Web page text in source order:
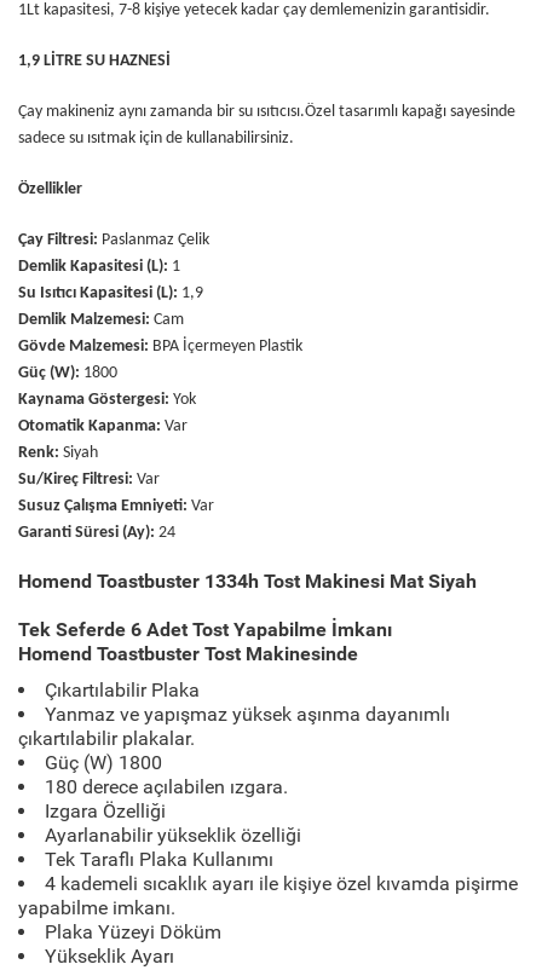
1Lt kapasitesi, 7-8 kişiye yetecek kadar çay demlemenizin garantisidir.
1,9 LİTRE SU HAZNESİ
Çay makineniz aynı zamanda bir su ısıtıcısı.Özel tasarımlı kapağı sayesinde
sadece su ısıtmak için de kullanabilirsiniz.
Özellikler
Çay Filtresi: Paslanmaz Çelik
Demlik Kapasitesi (L): 1
Su Isıtıcı Kapasitesi (L): 1,9
Demlik Malzemesi: Cam
Gövde Malzemesi: BPA İçermeyen Plastik
Güç (W): 1800
Kaynama Göstergesi: Yok
Otomatik Kapanma: Var
Renk: Siyah
Su/Kireç Filtresi: Var
Susuz Çalışma Emniyeti: Var
Garanti Süresi (Ay): 24
Homend Toastbuster 1334h Tost Makinesi Mat Siyah
Tek Seferde 6 Adet Tost Yapabilme İmkanı
Homend Toastbuster Tost Makinesinde
Çıkartılabilir Plaka
Yanmaz ve yapışmaz yüksek aşınma dayanımlı
çıkartılabilir plakalar.
Güç (W) 1800
180 derece açılabilen ızgara.
Izgara Özelliği
Ayarlanabilir yükseklik özelliği
Tek Taraflı Plaka Kullanımı
4 kademeli sıcaklık ayarı ile kişiye özel kıvamda pişirme
yapabilme imkanı.
Plaka Yüzeyi Döküm
Yükseklik Ayarı